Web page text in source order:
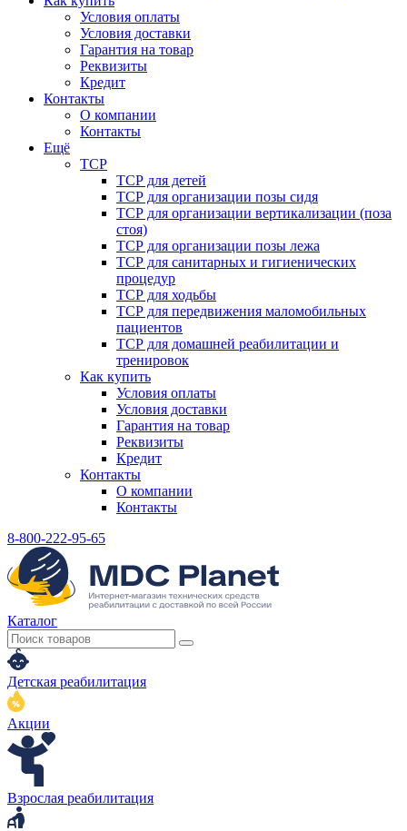
Условия оплаты
Условия доставки
Гарантия на товар
Реквизиты
Кредит
Контакты
О компании
Контакты
Ещё
ТСР
ТСР для детей
ТСР для организации позы сидя
ТСР для организации вертикализации (поза
стоя)
ТСР для организации позы лежа
ТСР для санитарных и гигиенических
процедур
ТСР для ходьбы
ТСР для передвижения маломобильных
пациентов
ТСР для домашней реабилитации и
тренировок
Как купить
Условия оплаты
Условия доставки
Гарантия на товар
Реквизиты
Кредит
Контакты
О компании
Контакты
8-800-222-95-65
Каталог
Детская реабилитация
Акции
Взрослая реабилитация